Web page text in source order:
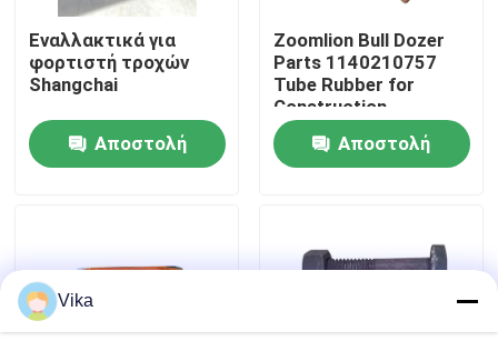
επαφή
Νέα
Ανταλλακτικά Liugong
Ανταλλακτικά Cummins
Εναλλακτικά για
φορτιστή τροχών
Shangchai
Αποστολή
Zoomlion Bull Dozer
Parts 1140210757
Tube Rubber for
Construction
Machinery Maintaining
Αποστολή
Vika